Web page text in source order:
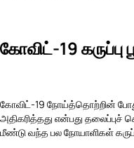
கோவிட்-19
கோவிட்-19 நோய்த்தொற்றின்
அதிகரித்தது என்பது தலைப்புச்
மீண்டு வந்த பல நோயாளிகள்